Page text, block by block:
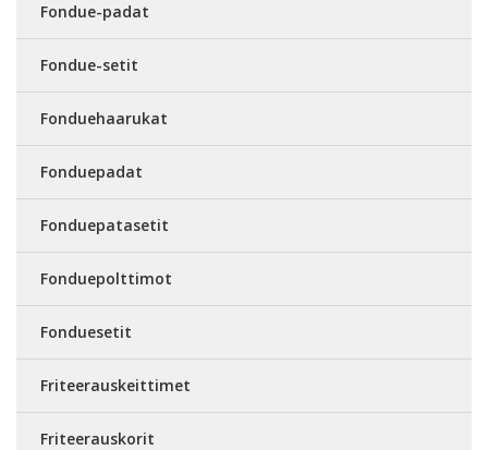
Fondue-padat
Fondue-setit
Fonduehaarukat
Fonduepadat
Fonduepatasetit
Fonduepolttimot
Fonduesetit
Friteerauskeittimet
Friteerauskorit